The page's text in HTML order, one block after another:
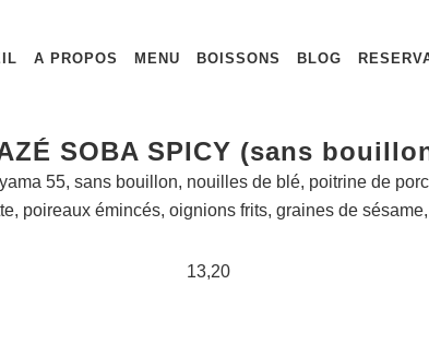
A PROPOS MENU BOISSONS BLOG
SOBA SPICY (sans
55, sans bouillon, nouilles de blé, poitrine de
poireaux émincés, oignions frits, graines de
13,20